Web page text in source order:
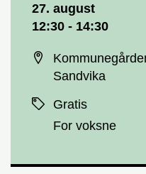
27. august
12:30 - 14:30
Sandvika
Gratis
For voksne